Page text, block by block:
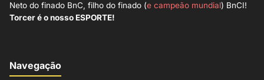
Neto do finado BnC, filho do finado (e campeão mundial) BnCI!
Torcer é o nosso ESPORTE!
Navegação